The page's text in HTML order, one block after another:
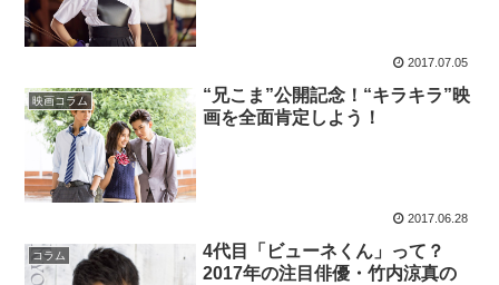
2017.07.05
映画コラム
“兄こま”公開記念！“キラキラ”映
画を全面肯定しよう！
2017.06.28
コラム
4代目「ビューネくん」って？
2017年の注目俳優・竹内涼真の